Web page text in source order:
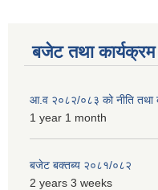
बजेट तथा कार्यक्रम
आ.व २०८२/०८३ को नीति तथा
1 year 1 month
बजेट बक्तब्य २०८१/०८२
2 years 3 weeks